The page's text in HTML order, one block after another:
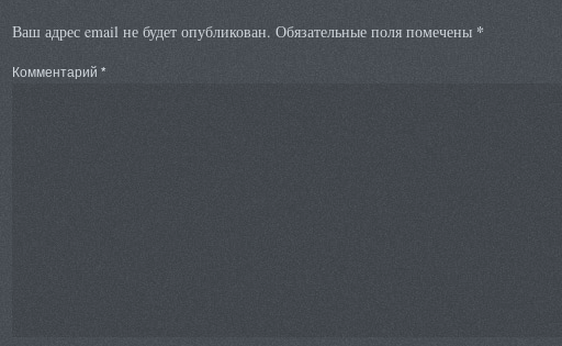
Ваш адрес email не будет опубликован. Обязательные поля помечены *
Комментарий *